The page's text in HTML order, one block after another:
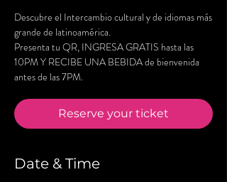
Descubre el Intercambio cultural y de idiomas más
grande de latinoamérica.
Presenta tu QR, INGRESA GRATIS hasta las
10PM Y RECIBE UNA BEBIDA de bienvenida
antes de las 7PM.
Reserve your ticket
Date & Time